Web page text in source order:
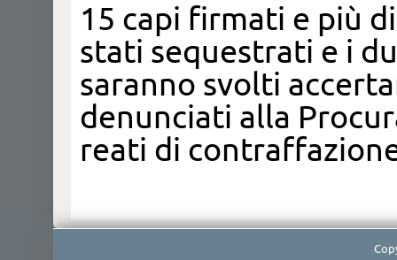
15 capi firmati e più
stati sequestrati e i
saranno svolti
denunciati alla
reati di